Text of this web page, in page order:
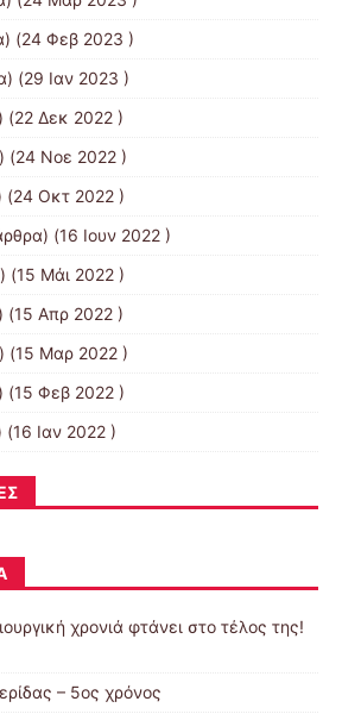
(24 Φεβ 2023 )
(29 Ιαν 2023 )
(22 Δεκ 2022 )
(24 Νοε 2022 )
(24 Οκτ 2022 )
(16 Ιουν 2022 )
(15 Μάι 2022 )
(15 Απρ 2022 )
(15 Μαρ 2022 )
(15 Φεβ 2022 )
Ιαν 2022 )
χρονιά φτάνει στο τέλος της!
– 5ος χρόνος